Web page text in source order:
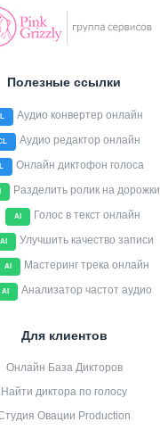
Полезные ссылки
Аудио конвертер онлайн
Аудио редактор онлайн
Онлайн диктофон голоса
Разделить ролик на дорожки
AI Голос в текст онлайн
AI Улучшить качество записи
AI Мастеринг трека онлайн
AI Анализатор частот аудио
Для клиентов
Онлайн База Дикторов
Найти диктора по голосу
Овации Production